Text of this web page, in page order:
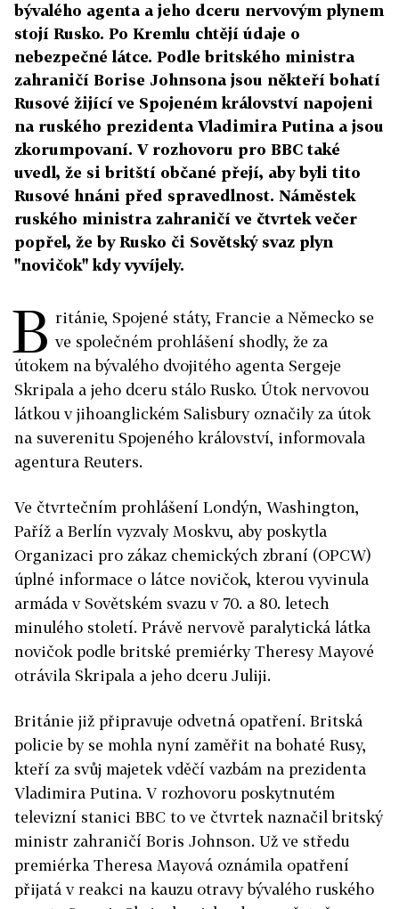
bývalého agenta a jeho dceru nervovým plynem
stojí Rusko. Po Kremlu chtějí údaje o
nebezpečné látce. Podle britského ministra
zahraničí Borise Johnsona jsou někteří bohatí
Rusové žijící ve Spojeném království napojeni
na ruského prezidenta Vladimira Putina a jsou
zkorumpovaní. V rozhovoru pro BBC také
uvedl, že si britští občané přejí, aby byli tito
Rusové hnáni před spravedlnost. Náměstek
ruského ministra zahraničí ve čtvrtek večer
popřel, že by Rusko či Sovětský svaz plyn
"novičok" kdy vyvíjely.
B ritánie, Spojené státy, Francie a Německo se
ve společném prohlášení shodly, že za
útokem na bývalého dvojitého agenta Sergeje
Skripala a jeho dceru stálo Rusko. Útok nervovou
látkou v jihoanglickém Salisbury označily za útok
na suverenitu Spojeného království, informovala
agentura Reuters.
Ve čtvrtečním prohlášení Londýn, Washington,
Paříž a Berlín vyzvaly Moskvu, aby poskytla
Organizaci pro zákaz chemických zbraní (OPCW)
úplné informace o látce novičok, kterou vyvinula
armáda v Sovětském svazu v 70. a 80. letech
minulého století. Právě nervově paralytická látka
novičok podle britské premiérky Theresy Mayové
otrávila Skripala a jeho dceru Juliji.
Británie již připravuje odvetná opatření. Britská
policie by se mohla nyní zaměřit na bohaté Rusy,
kteří za svůj majetek vděčí vazbám na prezidenta
Vladimira Putina. V rozhovoru poskytnutém
televizní stanici BBC to ve čtvrtek naznačil britský
ministr zahraničí Boris Johnson. Už ve středu
premiérka Theresa Mayová oznámila opatření
přijatá v reakci na kauzu otravy bývalého ruského